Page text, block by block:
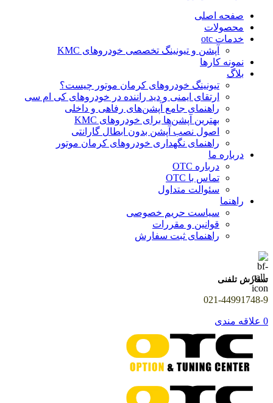
صفحه اصلی
محصولات
خدمات otc
آپشن و تیونینگ تخصصی خودروهای KMC
نمونه کارها
بلاگ
تیونینگ خودروهای کرمان موتور چیست؟
ارتقای ایمنی و دید راننده در خودروهای کی ام سی
راهنمای جامع آپشن‌های رفاهی و داخلی
بهترین آپشن‌ها برای خودروهای KMC
اصول نصب آپشن بدون ابطال گارانتی
راهنمای نگهداری خودروهای کرمان موتور
درباره ما
درباره OTC
تماس با OTC
سئوالت متداول
راهنما
سیاست حریم خصوصی
قوانین و مقررات
راهنمای ثبت سفارش
سفارش تلفنی
021-44991748-9
0 علاقه مندی